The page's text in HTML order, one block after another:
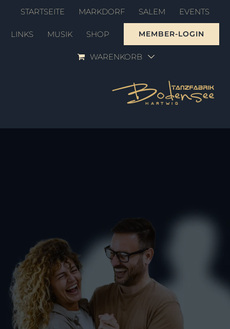
Zum
springen
STARTSEITE MARKDORF SALEM EVENTS
LINKS MUSIK SHOP MEMBER-LOGIN
WARENKORB